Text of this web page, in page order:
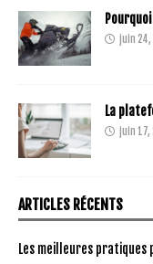
juin 24,
La
juin 17,
ARTICLES RÉCENTS
Les meilleures pratiques